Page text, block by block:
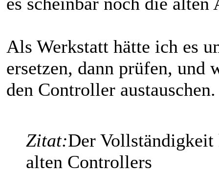
Als Werkstatt hätte ich es
ersetzen, dann prüfen, und
den Controller austauschen.
Zitat:Der
alten Controllers